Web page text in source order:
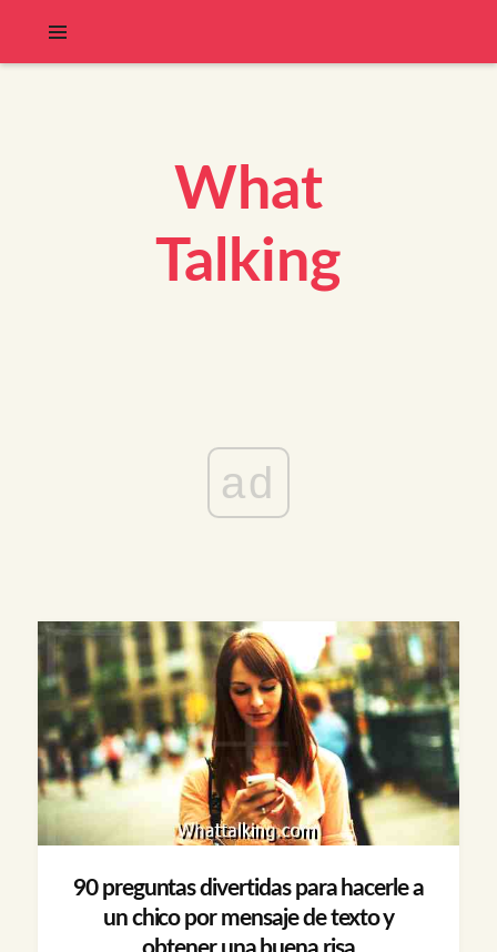
What
Talking
ad
90 preguntas divertidas para hacerle a
un chico por mensaje de texto y